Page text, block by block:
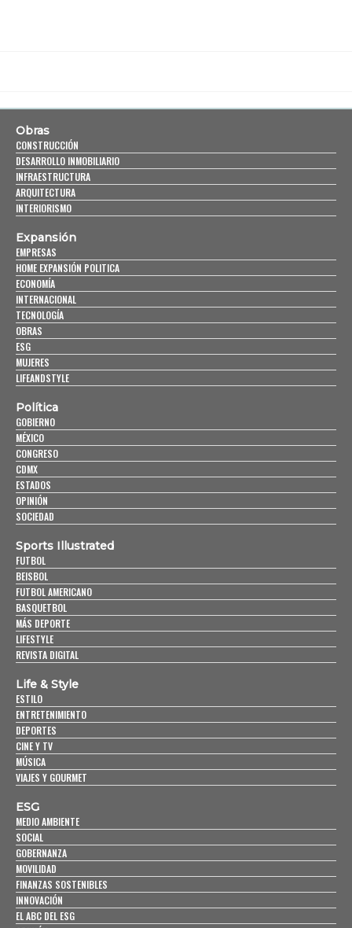
Obras
CONSTRUCCIÓN
DESARROLLO INMOBILIARIO
INFRAESTRUCTURA
ARQUITECTURA
INTERIORISMO
Expansión
EMPRESAS
HOME EXPANSIÓN POLITICA
ECONOMÍA
INTERNACIONAL
TECNOLOGÍA
OBRAS
ESG
MUJERES
LIFEANDSTYLE
Política
GOBIERNO
MÉXICO
CONGRESO
CDMX
ESTADOS
OPINIÓN
SOCIEDAD
Sports Illustrated
FUTBOL
BEISBOL
FUTBOL AMERICANO
BASQUETBOL
MÁS DEPORTE
LIFESTYLE
REVISTA DIGITAL
Life & Style
ESTILO
ENTRETENIMIENTO
DEPORTES
CINE Y TV
MÚSICA
VIAJES Y GOURMET
ESG
MEDIO AMBIENTE
SOCIAL
GOBERNANZA
MOVILIDAD
FINANZAS SOSTENIBLES
INNOVACIÓN
EL ABC DEL ESG